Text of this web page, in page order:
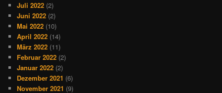
Juli 2022 (2)
Juni 2022 (2)
Mai 2022 (10)
April 2022 (14)
März 2022 (11)
Februar 2022 (2)
Januar 2022 (2)
Dezember 2021 (6)
November 2021 (9)